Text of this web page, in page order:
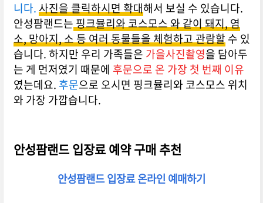
니다.사진을 클릭하시면 확대해서 보실 수 있습니다.
안성팜랜드는핑크뮬리와 코스모스 와 같이 돼지, 염
소, 망아지, 소 등 여러 동물들을 체험하고 관람할수 있
습니다. 하지만 우리 가족들은 가을사진촬영을 담아두
는 게 먼저였기 때문에 후문으로 온 가장 첫 번째 이유
였는데요. 후문으로 오시면 핑크뮬리와 코스모스 위치
와 가장 가깝습니다.
안성팜랜드 입장료 예약 구매 추천
안성팜랜드 입장료 온라인 예매하기